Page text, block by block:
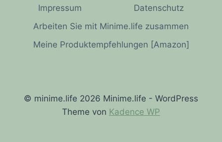
Impressum
Datenschutz
Arbeiten Sie mit Minime.life zusammen
Meine Produktempfehlungen [Amazon]
© minime.life 2026 Minime.life - WordPress
Theme von Kadence WP